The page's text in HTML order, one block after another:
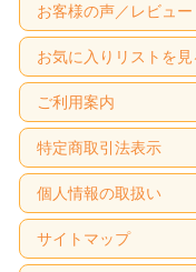
お客様の声／レビュー
お気に入りリストを見
ご利用案内
特定商取引法表示
個人情報の取扱い
サイトマップ